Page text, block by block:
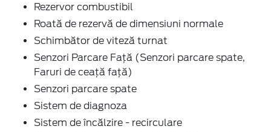
Rezervor combustibil
Roată de rezervă de dimensiuni normale
Schimbător de viteză turnat
Senzori Parcare Faţă (Senzori parcare spate,
Faruri de ceaţă faţă)
Senzori parcare spate
Sistem de diagnoza
Sistem de încălzire - recirculare